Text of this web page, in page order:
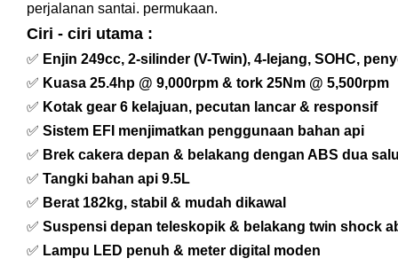
perjalanan santai. permukaan.
Ciri - ciri utama :
✅ Enjin 249cc, 2-silinder (V-Twin), 4-lejang, SOHC,
✅ Kuasa 25.4hp @ 9,000rpm & tork 25Nm @ 5,500rpm
✅ Kotak gear 6 kelajuan, pecutan lancar & responsif
✅ Sistem EFI menjimatkan penggunaan bahan api
✅ Brek cakera depan & belakang dengan ABS dua
✅ Tangki bahan api 9.5L
✅ Berat 182kg, stabil & mudah dikawal
✅ Suspensi depan teleskopik & belakang twin shock
✅ Lampu LED penuh & meter digital moden